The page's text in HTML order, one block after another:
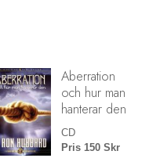
Aberration
och hur man
hanterar den
CD
Pris 150 Skr